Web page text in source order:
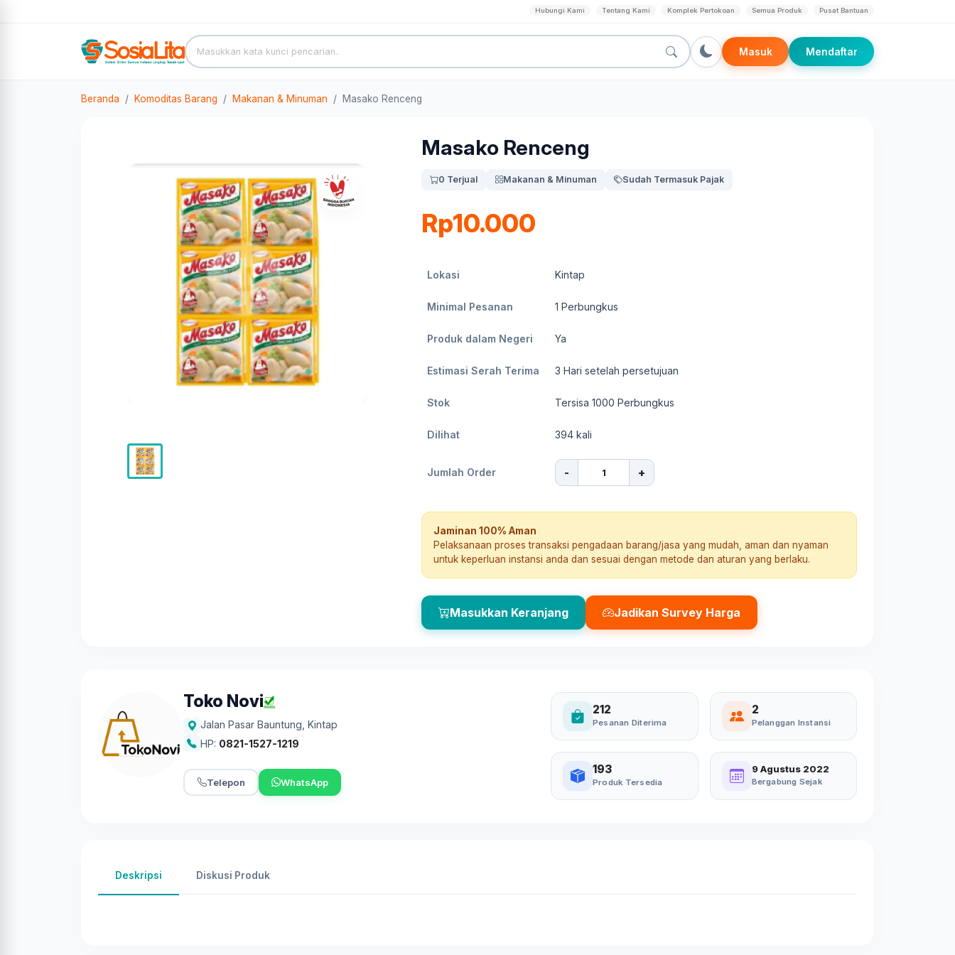
Hubungi Kami Tentang Kami Komplek Pertokoan Semua Produk Pusat Bantuan
Masuk Mendaftar
Beranda Komoditas Barang Makanan & Minuman Masako Renceng
Masako Renceng
0 Terjual Makanan & Minuman Sudah Termasuk Pajak
Rp10.000
Lokasi Kintap
Minimal Pesanan 1 Perbungkus
Produk dalam Negeri Ya
Estimasi Serah Terima 3 Hari setelah persetujuan
Stok Tersisa 1000 Perbungkus
Dilihat 394 kali
Jumlah Order - +
Jaminan 100% Aman
Pelaksanaan proses transaksi pengadaan barang/jasa yang mudah, aman dan nyaman
untuk keperluan instansi anda dan sesuai dengan metode dan aturan yang berlaku.
Masukkan Keranjang Jadikan Survey Harga
Toko Novi
Jalan Pasar Bauntung Kintap
HP: 0821-1527-1219
Telepon WhatsApp
212
Pesanan Diterima
2
Pelanggan Instansi
193
Produk Tersedia
9 Agustus 2022
Bergabung Sejak
Deskripsi Diskusi Produk